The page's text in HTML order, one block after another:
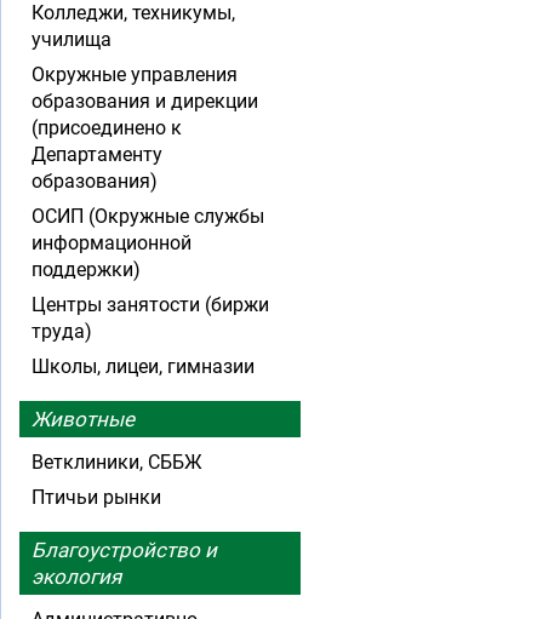
Колледжи, техникумы,
училища
Окружные управления
образования и дирекции
(присоединено к
Департаменту
образования)
ОСИП (Окружные службы
информационной
поддержки)
Центры занятости (биржи
труда)
Школы, лицеи, гимназии
Животные
Ветклиники, СББЖ
Птичьи рынки
Благоустройство и
экология